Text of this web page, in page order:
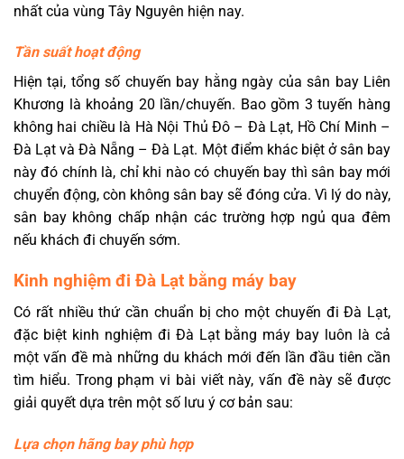
nhất của vùng Tây Nguyên hiện nay.
Tần suất hoạt động
Hiện tại, tổng số chuyến bay hằng ngày của sân bay Liên
Khương là khoảng 20 lần/chuyến. Bao gồm 3 tuyến hàng
không hai chiều là Hà Nội Thủ Đô – Đà Lạt, Hồ Chí Minh –
Đà Lạt và Đà Nẵng – Đà Lạt. Một điểm khác biệt ở sân bay
này đó chính là, chỉ khi nào có chuyến bay thì sân bay mới
chuyển động, còn không sân bay sẽ đóng cửa. Vì lý do này,
sân bay không chấp nhận các trường hợp ngủ qua đêm
nếu khách đi chuyến sớm.
Kinh nghiệm đi Đà Lạt bằng máy bay
Có rất nhiều thứ cần chuẩn bị cho một chuyến đi Đà Lạt,
đặc biệt kinh nghiệm đi Đà Lạt bằng máy bay luôn là cả
một vấn đề mà những du khách mới đến lần đầu tiên cần
tìm hiểu. Trong phạm vi bài viết này, vấn đề này sẽ được
giải quyết dựa trên một số lưu ý cơ bản sau:
Lựa chọn hãng bay phù hợp